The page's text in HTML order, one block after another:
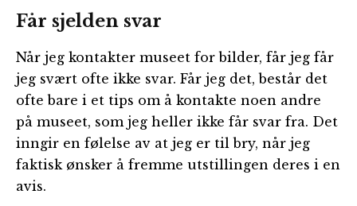
Får sjelden svar
Når jeg kontakter museet for bilder, får jeg får
jeg svært ofte ikke svar. Får jeg det, består det
ofte bare i et tips om å kontakte noen andre
på museet, som jeg heller ikke får svar fra. Det
inngir en følelse av at jeg er til bry, når jeg
faktisk ønsker å fremme utstillingen deres i en
avis.